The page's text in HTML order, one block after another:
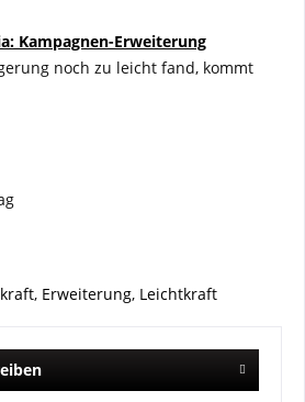
Kampagnen-Erweiterung
noch zu leicht fand, kommt
, Erweiterung, Leichtkraft